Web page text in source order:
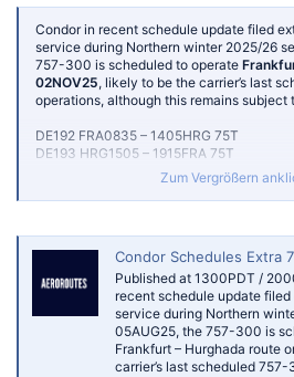
DE1778 DUS1555 – 1820PMI 75T
DE1499 PMI1905 – 2130FRA 75T
DE1779 PMI1920 – 2145DUS 75T
Condor Tentatively Lists 757-300
Published at 1000GMT
schedule update
Plann
www.aeroroutes.com
Condor in recent schedule update filed
service during Northern winter 2025/26
757-300 is scheduled to operate
02NOV25, likely to be the carrier’s last
operations, although this remains subject
DE192 FRA0835 – 1405HRG 75T
DE193 HRG1505 – 1915FRA 75T
Planned 757-300 service on Frankfurt –
Antalya route from 26OCT25 to
Zum Vergrößern
Condor Schedules Extra 757-300
Published at 1300PDT /
recent schedule update
service during Northern
05AUG25, the 757-300 is
Frankfurt – Hurghada route
carrier’s last scheduled